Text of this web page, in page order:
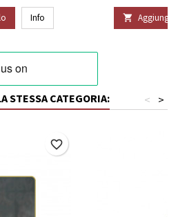
Info  Aggiungi
STESSA CATEGORIA: >
<
favorite_border